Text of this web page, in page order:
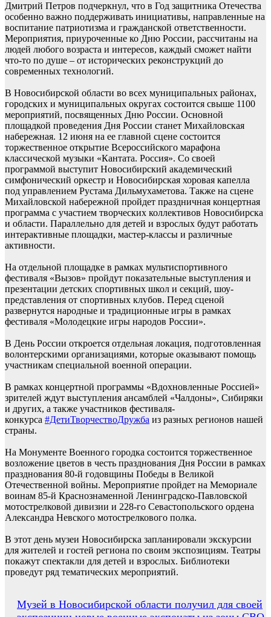
Дмитрий Петров подчеркнул, что в Год защитника Отечества
особенно важно поддерживать инициативы, направленные на
воспитание патриотизма и гражданской ответственности.
Мероприятия, приуроченные ко Дню России, рассчитаны на
людей любого возраста и интересов, каждый сможет найти
что-то по душе – от исторических реконструкций до
современных технологий.
В Новосибирской области во всех муниципальных районах,
городских и муниципальных округах состоится свыше 1100
мероприятий, посвященных Дню России. Основной
площадкой проведения Дня России станет Михайловская
набережная. 12 июня на ее главной сцене состоится
торжественное открытие Всероссийского марафона
классической музыки «Кантата. Россия». Со своей
программой выступит Новосибирский академический
симфонический оркестр и Новосибирская хоровая капелла
под управлением Рустама Дильмухаметова. Также на сцене
Михайловской набережной пройдет праздничная концертная
программа с участием творческих коллективов Новосибирска
и области. Параллельно для детей и взрослых будут работать
интерактивные площадки, мастер-классы и различные
активности.
На отдельной площадке в рамках мультиспортивного
фестиваля «Вызов» пройдут показательные выступления и
презентации детских спортивных школ и секций, шоу-
представления от спортивных клубов. Перед сценой
развернутся народные и традиционные игры в рамках
фестиваля «Молодецкие игры народов России».
В День России откроется отдельная локация, подготовленная
волонтерскими организациями, которые оказывают помощь
участникам специальной военной операции.
В рамках концертной программы «Вдохновленные Россией»
зрителей ждут выступления ансамблей «Чалдоны», Сибиряки
и других, а также участников фестиваля-
конкурса #ДетиТворчествоДружба из разных регионов нашей
страны.
На Монументе Военного городка состоится торжественное
возложение цветов в честь празднования Дня России в рамках
празднования 80-й годовщины Победы в Великой
Отечественной войны. Мероприятие пройдет на Мемориале
воинам 85-й Краснознаменной Ленинградско-Павловской
мотострелковой дивизии и 228-го Севастопольского ордена
Александра Невского мотострелкового полка.
В этот день музеи Новосибирска запланировали экскурсии
для жителей и гостей региона по своим экспозициям. Театры
покажут спектакли для детей и взрослых. Библиотеки
проведут ряд тематических мероприятий.
Навигация
Музей в Новосибирской области получил для своей